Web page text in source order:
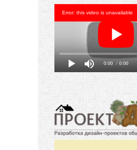
0:00 / 0:00
Error: this video is unavailable